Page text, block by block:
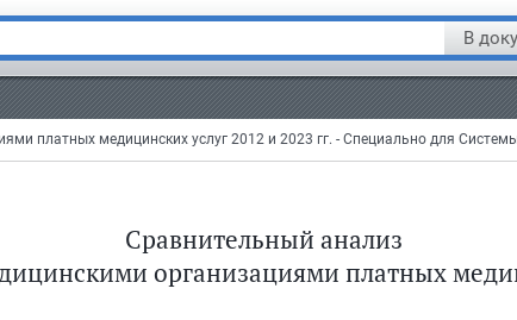
В
платных медицинских услуг 2012 и 2023 гг. - Специально для
Сравнительный анализ
организациями платных